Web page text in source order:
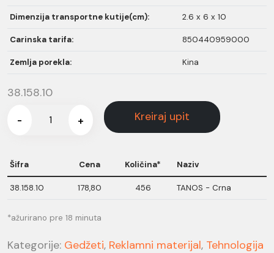
Dimenzija transportne kutije(cm): 2.6 x 6 x 10
Carinska tarifa: 850440959000
Zemlja porekla: Kina
38.158.10
- + Kreiraj upit
Šifra Cena Količina* Naziv
38.158.10 178,80 456 TANOS - Crna
*ažurirano pre 18 minuta
Kategorije: Gedžeti, Reklamni materijal, Tehnologija